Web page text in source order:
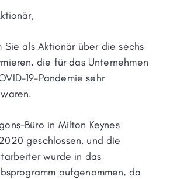
Sie als Aktionär über die sechs
die für das Unternehmen
19-Pandemie sehr
Büro in Milton Keynes
geschlossen, und die
wurde in das
aufgenommen, da